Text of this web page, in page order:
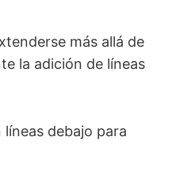
más allá de
la adición de líneas
líneas debajo para